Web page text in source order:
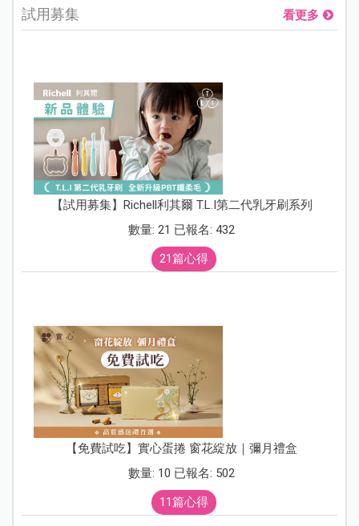
試用募集 看更多
【試用募集】Richell利其爾 T.L.I第二代乳牙刷系列
數量: 21 已報名: 432
21篇心得
【免費試吃】實心蛋捲 窗花綻放｜彌月禮盒
數量: 10 已報名: 502
11篇心得